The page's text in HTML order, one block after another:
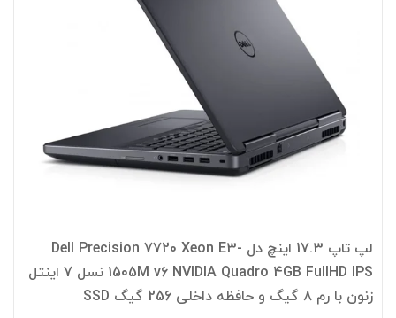
لپ تاپ 17.3 اینچ دل Dell Precision 7720 Xeon E3-
1505M v6 NVIDIA Quadro 4GB FullHD IPS نسل 7 اینتل
زنون با رم 8 گیگ و حافظه داخلی 256 گیگ SSD